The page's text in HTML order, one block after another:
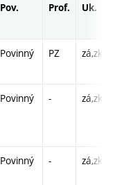
Pov. Prof. Uk.
Povinný PZ zá,zk
Povinný - zá,zk
Povinný - zá,zk